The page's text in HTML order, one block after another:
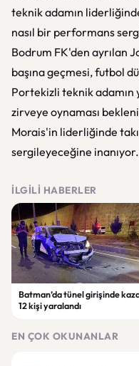
teknik adamın
nasıl bir performans
Bodrum FK'den ayrılan
başına geçmesi, futbol
Portekizli teknik adamın
zirveye oynaması
Morais'in liderliğinde
sergileyeceğine inanıyor.
İLGILI HABERLER
Batman’da tünel girişinde
12 kişi yaralandı
EN ÇOK OKUNANLAR